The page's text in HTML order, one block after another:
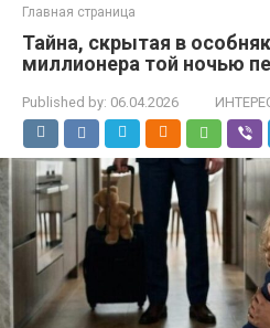
Главная страница
Тайна, скрытая в
миллионера той ночью
Published by: 06.04.2026